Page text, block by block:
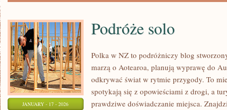
JANUARY - 17 - 2026
Podróże solo
Polka w NZ to podróżniczy blog
marzą o Aotearoa, planują wyprawę do
odkrywać świat w rytmie przygody. To
spotykają się z opowieściami z drogi, a
prawdziwe doświadczanie miejsca.